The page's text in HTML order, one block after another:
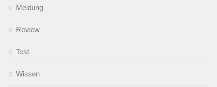
Meldung
Review
Test
Wissen